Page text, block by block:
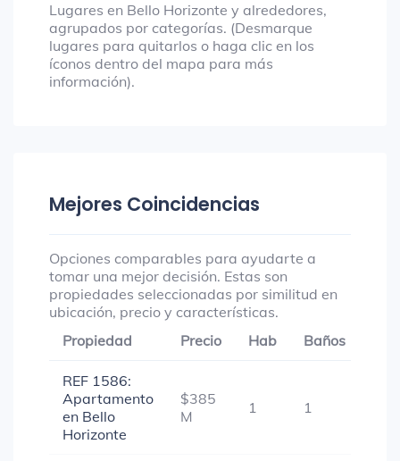
Lugares en Bello Horizonte y alrededores,
agrupados por categorías. (Desmarque
lugares para quitarlos o haga clic en los
íconos dentro del mapa para más
información).
Mejores Coincidencias
Opciones comparables para ayudarte a
tomar una mejor decisión. Estas son
propiedades seleccionadas por similitud en
ubicación, precio y características.
Propiedad
Precio Hab Baños
REF 1586:
Apartamento
en Bello
Horizonte
$385
M
1 1